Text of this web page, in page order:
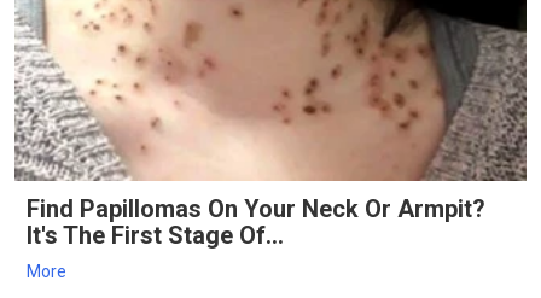
Find Papillomas On Your Neck Or Armpit?
It's The First Stage Of...
More